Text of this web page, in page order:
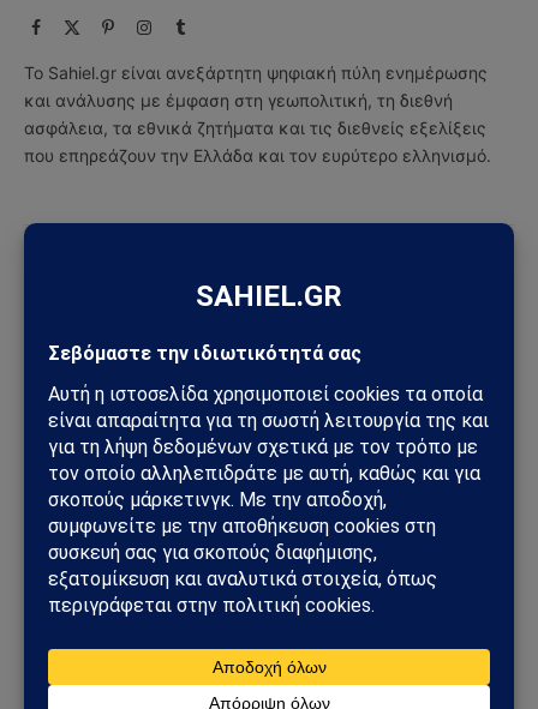
Facebook PinterestInstagram
Tumblr
Το Sahiel.gr είναι ανεξάρτητη ψηφιακή πύλη ενημέρωσης
και ανάλυσης με έμφαση στη γεωπολιτική, τη διεθνή
ασφάλεια, τα εθνικά ζητήματα και τις διεθνείς εξελίξεις
που επηρεάζουν την Ελλάδα και τον ευρύτερο ελληνισμό.
ΕΘΝΙΚΆ
Μάζης: «Ο άξονας Ελλάδα – Κρήτη – Κύπρος είναι
το μεγάλο γεωπολιτικό όπλο του Ελληνισμού»
(Βίντεο)